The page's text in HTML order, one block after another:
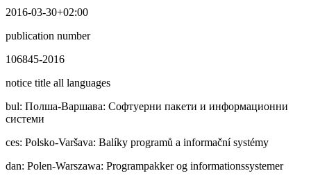
2016-03-30+02:00
publication number
106845-2016
notice title all languages
bul: Полша-Варшава: Софтуерни пакети и информационни
системи
ces: Polsko-Varšava: Balíky programů a informační systémy
dan: Polen-Warszawa: Programpakker og informationssystemer